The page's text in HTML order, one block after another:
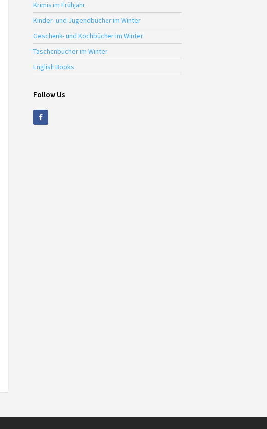
Krimis im Frühjahr
Kinder- und Jugendbücher im Winter
Geschenk- und Kochbücher im Winter
Taschenbücher im Winter
English Books
Follow Us